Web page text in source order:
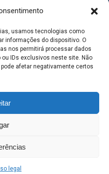
usamos tecnologias como
informações do dispositivo. O
nos permitirá processar dados
IDs exclusivos neste site. Não
afetar negativamente certos
legal
MUNICIPAL - Avenida